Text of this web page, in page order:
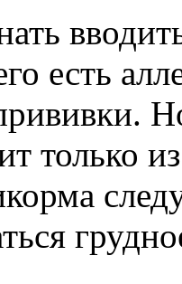
есть
только